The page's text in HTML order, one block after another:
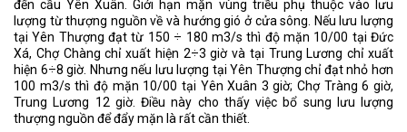
đến cầu Yên Xuân. Giới hạn mặn vùng triều phụ thuộc vào lưu
lượng từ thượng nguồn về và hướng gió ở cửa sông. Nếu lưu lượng
tại Yên Thượng đạt từ 150 ÷ 180 m3/s thì độ mặn 10/00 tại Đức
Xá, Chợ Chàng chỉ xuất hiện 2÷3 giờ và tại Trung Lương chỉ xuất
hiện 6÷8 giờ. Nhưng nếu lưu lượng tại Yên Thượng chỉ đạt nhỏ hơn
100 m3/s thì độ mặn 10/00 tại Yên Xuân 3 giờ; Chợ Tràng 6 giờ,
Trung Lương 12 giờ. Điều này cho thấy việc bổ sung lưu lượng
thượng nguồn để đẩy mặn là rất cần thiết.